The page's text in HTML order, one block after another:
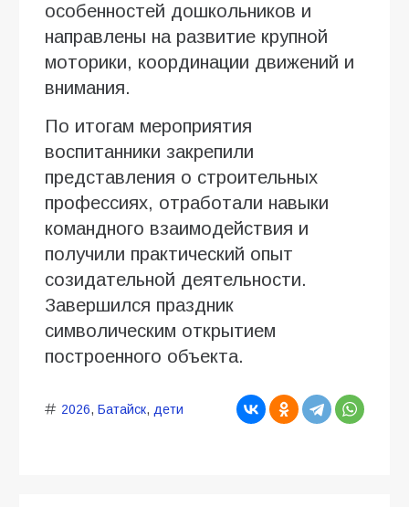
особенностей дошкольников и
направлены на развитие крупной
моторики, координации движений и
внимания.
По итогам мероприятия
воспитанники закрепили
представления о строительных
профессиях, отработали навыки
командного взаимодействия и
получили практический опыт
созидательной деятельности.
Завершился праздник
символическим открытием
построенного объекта.
2026, Батайск, дети